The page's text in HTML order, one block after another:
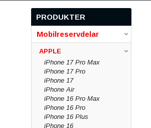
PRODUKTER
Mobilreservdelar
APPLE
iPhone 17 Pro Max
iPhone 17 Pro
iPhone 17
iPhone Air
iPhone 16 Pro Max
iPhone 16 Pro
iPhone 16 Plus
iPhone 16